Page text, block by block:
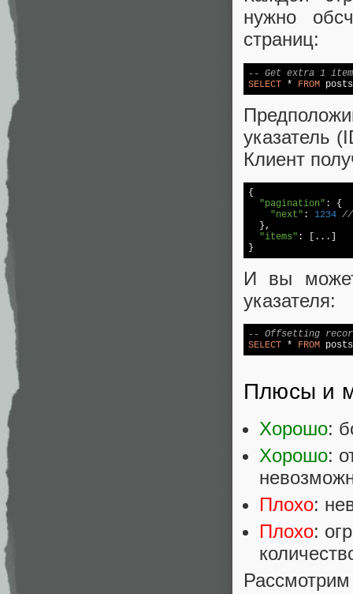
нужно
страниц:
-- Get extra 1
SELECT * FROM
указатель
Клиент
{
"pagination" : {
"next" : 1234 //
  },
"items" : [...]
}
И вы
указателя:
-- Offsetting
SELECT * FROM
Плюсы и
Хорошо:
Хорошо:
Плохо:
Плохо: